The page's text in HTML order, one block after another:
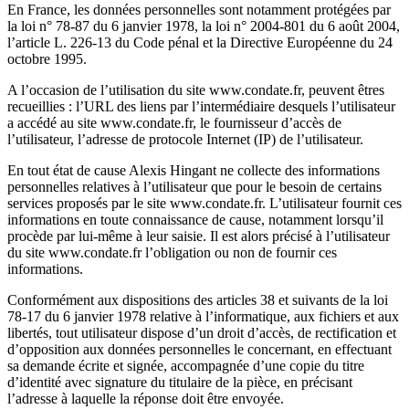
En France, les données personnelles sont notamment protégées par
la loi n° 78-87 du 6 janvier 1978, la loi n° 2004-801 du 6 août 2004,
l’article L. 226-13 du Code pénal et la Directive Européenne du 24
octobre 1995.
A l’occasion de l’utilisation du site www.condate.fr, peuvent êtres
recueillies : l’URL des liens par l’intermédiaire desquels l’utilisateur
a accédé au site www.condate.fr, le fournisseur d’accès de
l’utilisateur, l’adresse de protocole Internet (IP) de l’utilisateur.
En tout état de cause Alexis Hingant ne collecte des informations
personnelles relatives à l’utilisateur que pour le besoin de certains
services proposés par le site www.condate.fr. L’utilisateur fournit ces
informations en toute connaissance de cause, notamment lorsqu’il
procède par lui-même à leur saisie. Il est alors précisé à l’utilisateur
du site www.condate.fr l’obligation ou non de fournir ces
informations.
Conformément aux dispositions des articles 38 et suivants de la loi
78-17 du 6 janvier 1978 relative à l’informatique, aux fichiers et aux
libertés, tout utilisateur dispose d’un droit d’accès, de rectification et
d’opposition aux données personnelles le concernant, en effectuant
sa demande écrite et signée, accompagnée d’une copie du titre
d’identité avec signature du titulaire de la pièce, en précisant
l’adresse à laquelle la réponse doit être envoyée.